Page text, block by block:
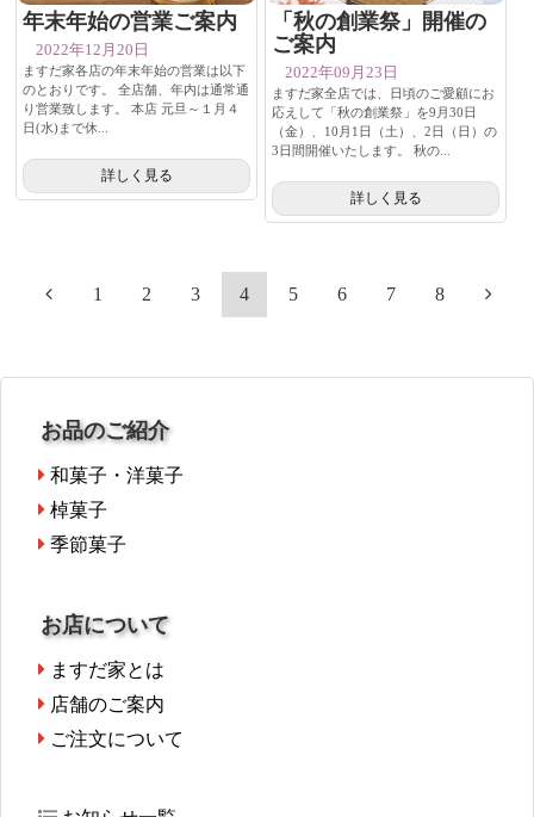
年末年始の営業ご案内
2022年12月20日
ますだ家各店の年末年始の営業は以下
のとおりです。 全店舗、年内は通常通
り営業致します。 本店 元旦～１月４
日(水)まで休...
詳しく見る
「秋の創業祭」開催の
ご案内
2022年09月23日
ますだ家全店では、日頃のご愛顧にお
応えして「秋の創業祭」を9月30日
（金）、10月1日（土）、2日（日）の
3日間開催いたします。 秋の...
詳しく見る
1 2 3 4 5 6 7 8
お品のご紹介
和菓子・洋菓子
棹菓子
季節菓子
お店について
ますだ家とは
店舗のご案内
ご注文について